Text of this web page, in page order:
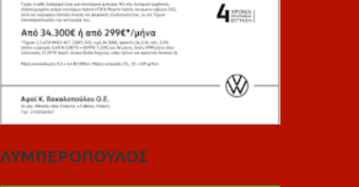
ΛΥΜΠΕΡΟΠΟΥΛΟΣ